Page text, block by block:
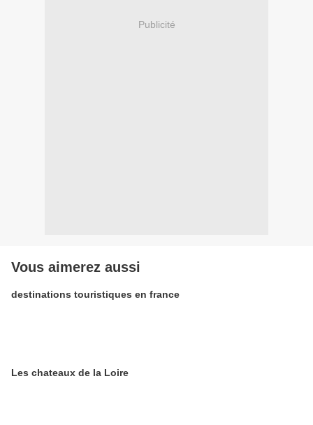
Publicité
Vous aimerez aussi
destinations touristiques en france
Les chateaux de la Loire